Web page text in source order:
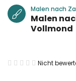
Malen nach
Malen
Vollmond
Die
Nicht